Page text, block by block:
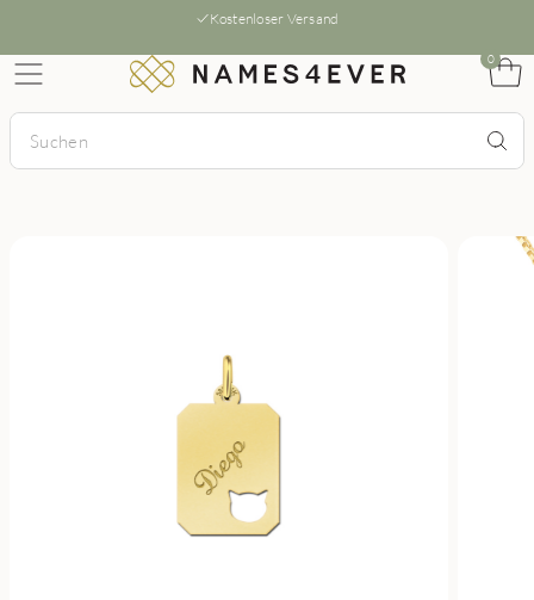
Kostenloser Versand
0